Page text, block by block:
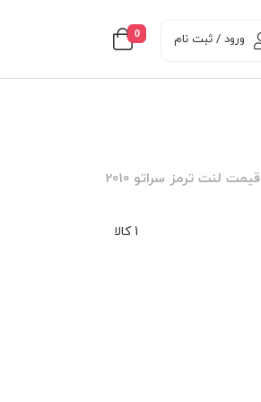
0 ورود / ثبت نام
قیمت لنت ترمز سراتو 2010
1 کالا